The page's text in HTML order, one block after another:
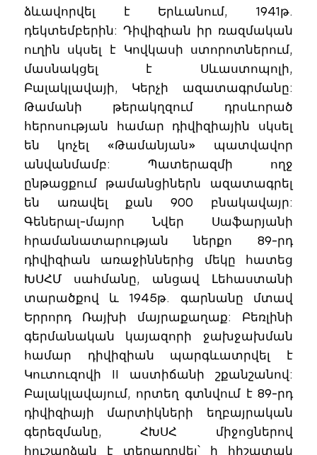
ձևավորվել է Երևանում, 1941թ.
դեկտեմբերին: Դիվիզիան իր ռազմական
ուղին սկսել է Կովկասի ստորոտներում,
մասնակցել է Սևաստոպոլի,
Բալակլավայի, Կերչի ազատագրմանը:
Թամանի թերակղզում դրսևորած
հերոսության համար դիվիզիային սկսել
են կոչել «Թամանյան» պատվավոր
անվանմամբ: Պատերազմի ողջ
ընթացքում թամանցիներն ազատագրել
են առավել քան 900 բնակավայր:
Գեներալ-մայոր Նվեր Սաֆարյանի
հրամանատարության ներքո 89-րդ
դիվիզիան առաջիններից մեկը հատեց
ԽՍՀՄ սահմանը, անցավ Լեհաստանի
տարածքով և 1945թ. գարնանը մտավ
Երրորդ Ռայխի մայրաքաղաք: Բեռլինի
գերմանական կայազորի ջախջախման
համար դիվիզիան պարգևատրվել է
Կուտուզովի II աստիճանի շքանշանով:
Բալակլավայում, որտեղ գտնվում է 89-րդ
դիվիզիայի մարտիկների եղբայրական
գերեզմանը, ՀԽՍՀ միջոցներով
հուշարձան է տեղադրվել՝ ի հիշատակ